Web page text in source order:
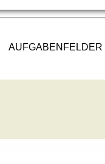
AUFGABENFELDER